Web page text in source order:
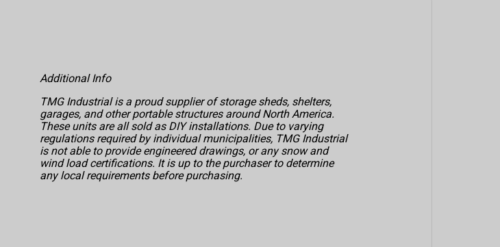
Additional Info
TMG Industrial is a proud supplier of storage sheds, shelters,
garages, and other portable structures around North America.
These units are all sold as DIY installations. Due to varying
regulations required by individual municipalities, TMG Industrial
is not able to provide engineered drawings, or any snow and
wind load certifications. It is up to the purchaser to determine
any local requirements before purchasing.